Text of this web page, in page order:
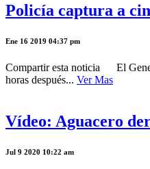
Policía captura a
Ene 16 2019 04:37 pm
Compartir esta noticia El
horas después... Ver Mas
Vídeo: Aguacero
Jul 9 2020 10:22 am